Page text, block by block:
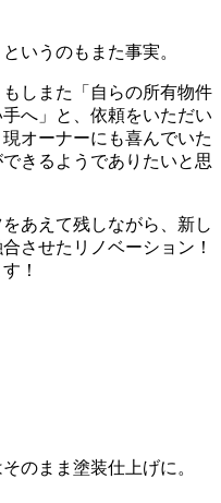
いうのもまた事実。
しまた「自らの所有物件
へ」と、依頼をいただい
オーナーにも喜んでいた
きるようでありたいと思
あえて残しながら、新し
させたリノベーション！
！
のまま塗装仕上げに。